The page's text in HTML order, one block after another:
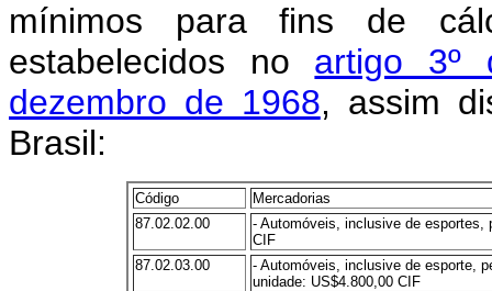
mínimos para fins de
estabelecidos no artigo 3º
dezembro de 1968, assim
Brasil:
Código
Mercadorias
87.02.02.00
- Automóveis, inclusive de esportes,
CIF
87.02.03.00
- Automóveis, inclusive de esporte,
unidade: US$4.800,00 CIF